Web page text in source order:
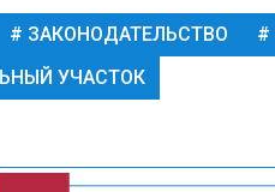
ЗАКОНОДАТЕЛЬСТВО
УЧАСТОК